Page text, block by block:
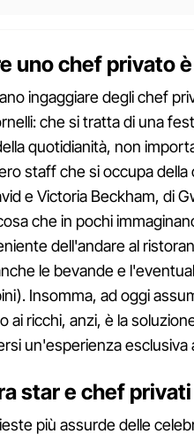
uno chef privato
ingaggiare degli chef
che si tratta di una
quotidianità, non
staff che si occupa della
e Victoria Beckham, di
che in pochi
dell'andare al
le bevande e
Insomma, ad oggi
ai ricchi, anzi, è la
un'esperienza esclusiva
star e chef privati
più assurde delle